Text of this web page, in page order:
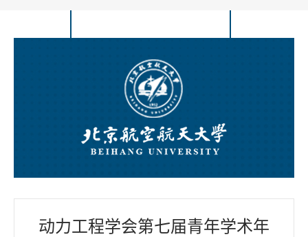
动力工程学会第七届青年学术年